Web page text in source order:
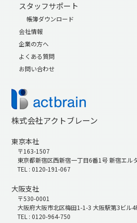
スタッフサポート
帳簿ダウンロード
会社情報
企業の方へ
よくある質問
お問い合わせ
株式会社アクトブレーン
東京本社
〒163-1507
東京都新宿区西新宿一丁目6番1号 新宿エル
TEL : 0120-191-067
大阪支社
〒530-0001
大阪府大阪市北区梅田1-1-3 大阪駅第3ビル
TEL : 0120-964-750